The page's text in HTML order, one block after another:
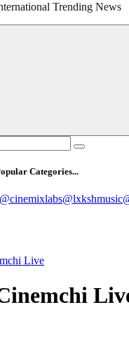
Trending News
Categories...
@cinemixlabs@lxkshmusic
Live